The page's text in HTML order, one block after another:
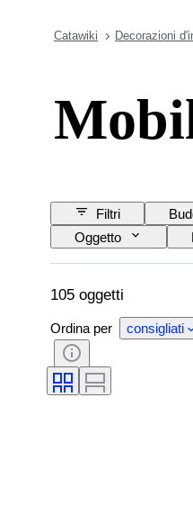
Catawiki Decorazioni
Filtri
Oggetto
Modello
105 oggetti
Ordina per consigliati